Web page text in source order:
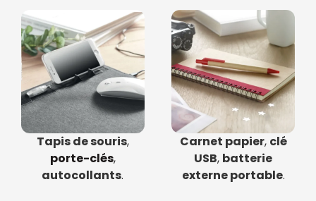
Tapis de souris,
porte-clés,
autocollants.
Carnet papier, clé
USB, batterie
externe portable.